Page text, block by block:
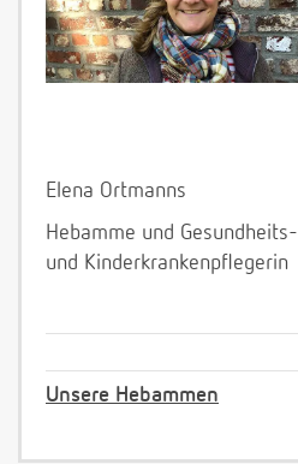
Elena Ortmanns
Hebamme und Gesundheits-
und Kinderkrankenpflegerin
Unsere Hebammen